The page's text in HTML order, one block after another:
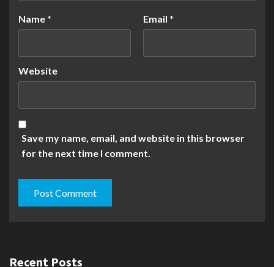
Name * Email *
Website
Save my name, email, and website in this browser
for the next time I comment.
Recent Posts